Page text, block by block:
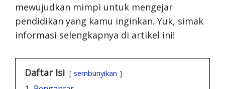
mewujudkan mimpi untuk mengejar
pendidikan yang kamu inginkan. Yuk, simak
informasi selengkapnya di artikel ini!
Daftar Isi sembunyikan